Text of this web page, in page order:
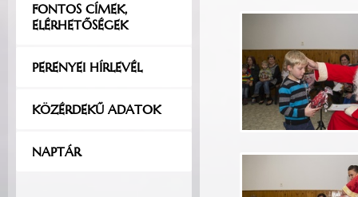
FONTOS CÍMEK,
ELÉRHETŐSÉGEK
PERENYEI HÍRLEVÉL
KÖZÉRDEKŰ ADATOK
NAPTÁR